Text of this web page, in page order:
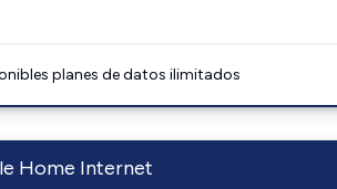
planes de datos ilimitados
Home Internet